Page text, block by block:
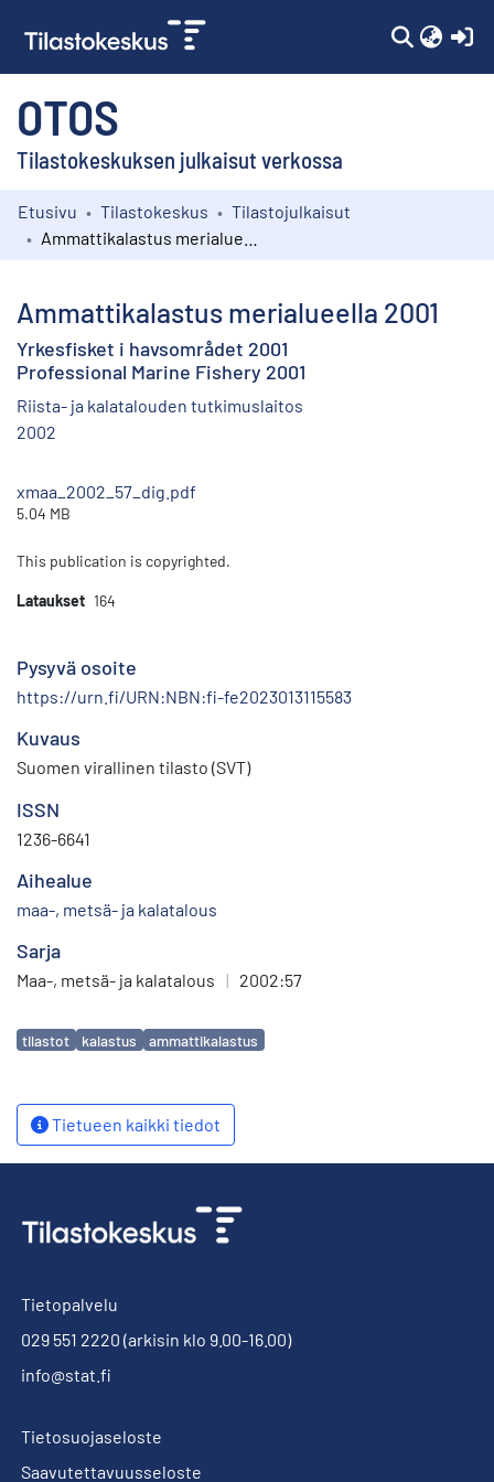
OTOS
Tilastokeskuksen julkaisut verkossa
Kokoelmat
Etusivu Tilastokeskus
Tilastojulkaisut
Ammattikalastus merialueella 2001
Yrkesfisket i havsområdet 2001
Professional Marine Fishery 2001
Riista- ja kalatalouden tutkimuslaitos
2002
xmaa_2002_57_dig.pdf
5.04 MB
This publication is copyrighted.
Lataukset 164
Pysyvä osoite
https://urn.fi/URN:NBN:fi-fe2023013115583
Kuvaus
Suomen virallinen tilasto (SVT)
ISSN
1236-6641
Aihealue
maa-, metsä- ja kalatalous
Sarja
Maa-, metsä- ja kalatalous | 2002:57
Avainsanat
tilastot kalastus ammattikalastus
Tietueen kaikki tiedot
Tietopalvelu
029 551 2220 (arkisin klo 9.00-16.00)
info@stat.fi
Tietosuojaseloste
Saavutettavuusseloste